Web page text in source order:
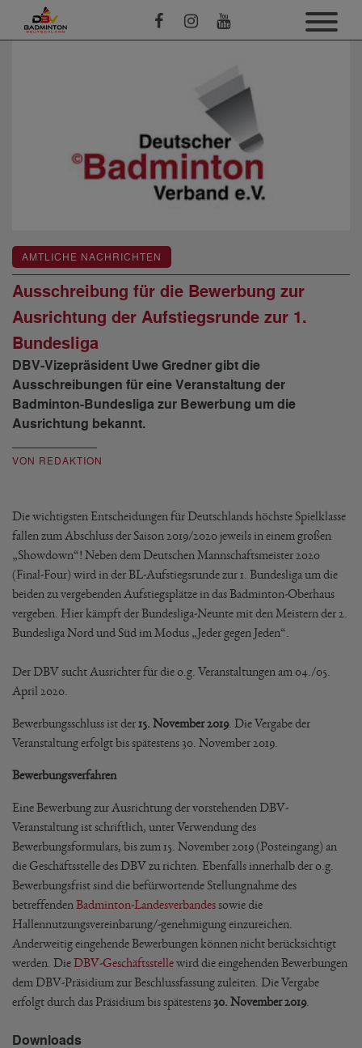
AMTLICHE NACHRICHTEN
Ausschreibung für die Bewerbung zur
Ausrichtung der Aufstiegsrunde zur 1.
Bundesliga
DBV-Vizepräsident Uwe Gredner gibt die
Ausschreibungen für eine Veranstaltung der
Badminton-Bundesliga zur Bewerbung um die
Ausrichtung bekannt.
VON REDAKTION
Die wichtigsten Entscheidungen für Deutschlands höchste Spielklasse
fallen zum Abschluss der Saison 2019/2020 jeweils in einem großen
„Showdown“! Neben dem Deutschen Mannschaftsmeister 2020
(Final-Four) wird in der BL-Aufstiegsrunde zur 1. Bundesliga um die
beiden zu vergebenden Aufstiegsplätze in das Badminton-Oberhaus
vergeben. Hier kämpft der Bundesliga-Neunte mit den Meistern der 2.
Bundesliga Nord und Süd im Modus „Jeder gegen Jeden“.
Der DBV sucht Ausrichter für die o.g. Veranstaltungen am 04./05.
April 2020.
Bewerbungsschluss ist der15. November 2019. Die Vergabe der
Veranstaltung erfolgt bis spätestens 30. November 2019.
Bewerbungsverfahren
Eine Bewerbung zur Ausrichtung der vorstehenden DBV-
Veranstaltung ist schriftlich, unter Verwendung des
Bewerbungsformulars, bis zum 15. November 2019 (Posteingang) an
die Geschäftsstelle des DBV zu richten. Ebenfalls innerhalb der o.g.
Bewerbungsfrist sind die befürwortende Stellungnahme des
betreffenden Badminton-Landesverbandessowie die
Hallennutzungsvereinbarung/-genehmigung einzureichen.
Anderweitig eingehende Bewerbungen können nicht berücksichtigt
werden. DieDBV-Geschäftsstellewird die eingehenden Bewerbungen
dem DBV-Präsidium zur Beschlussfassung zuleiten. Die Vergabe
erfolgt durch das Präsidium bis spätestens30. November 2019.
Downloads